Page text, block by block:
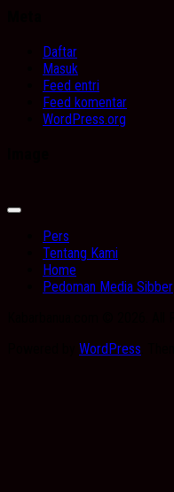
Daftar
Masuk
Feed entri
Feed komentar
WordPress.org
Expand
Pers
Tentang Kami
Home
Pedoman Media Sibber
WordPress